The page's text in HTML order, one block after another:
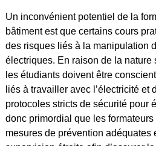
Un inconvénient potentiel de la
bâtiment est que certains cours
des risques liés à la manipulation
électriques. En raison de la nature
les étudiants doivent être
liés à travailler avec l’électricité et
protocoles stricts de sécurité pour
donc primordial que les
mesures de prévention adéquates